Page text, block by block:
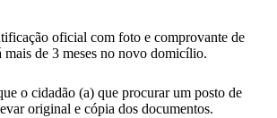
oficial com foto e comprovante de
mais de 3 meses no novo domicílio.
o cidadão (a) que procurar um posto de
original e cópia dos documentos.